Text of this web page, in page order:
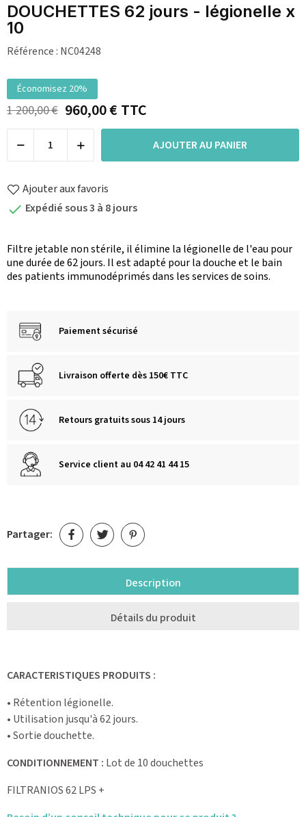
DOUCHETTES 62 jours - légionelle x
10
Référence : NC04248
Économisez 20%
1 200,00 € 960,00 €TTC
AJOUTER AU PANIER
Ajouter aux favoris
 Expédié sous 3 à 8 jours
Filtre jetable non stérile, il élimine la légionelle de l'eau pour
une durée de 62 jours. Il est adapté pour la douche et le bain
des patients immunodéprimés dans les services de soins.
Paiement sécurisé
Livraison offerte dès 150€ TTC
Retours gratuits sous 14 jours
Service client au 04 42 41 44 15
Partager:
Description
Détails du produit
CARACTERISTIQUES PRODUITS :
• Rétention légionelle.
• Utilisation jusqu'à 62 jours.
• Sortie douchette.
CONDITIONNEMENT : Lot de 10 douchettes
FILTRANIOS 62 LPS +